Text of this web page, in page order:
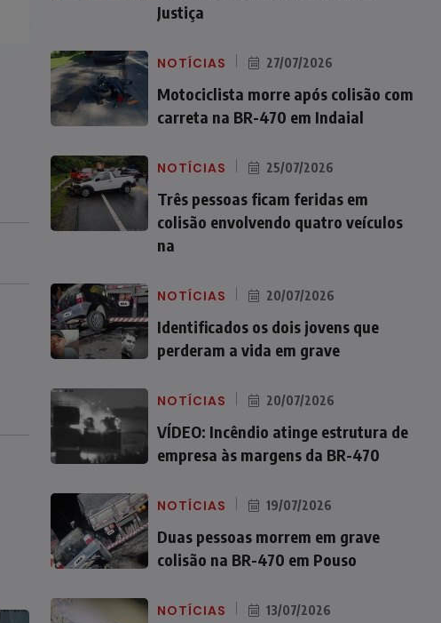
Justiça
NOTÍCIAS 27/07/2026
Motociclista morre após colisão com
carreta na BR-470 em Indaial
NOTÍCIAS 25/07/2026
Três pessoas ficam feridas em
colisão envolvendo quatro veículos
na
NOTÍCIAS 20/07/2026
Identificados os dois jovens que
perderam a vida em grave
NOTÍCIAS 20/07/2026
VÍDEO: Incêndio atinge estrutura de
empresa às margens da BR-470
NOTÍCIAS 19/07/2026
Duas pessoas morrem em grave
colisão na BR-470 em Pouso
NOTÍCIAS 13/07/2026